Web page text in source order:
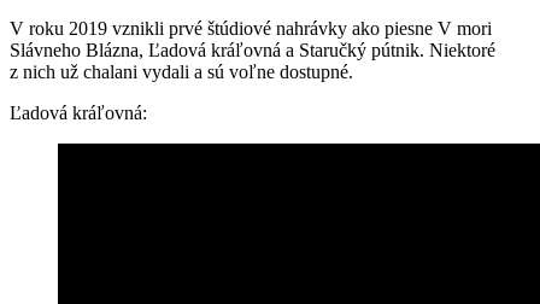
V roku 2019 vznikli prvé štúdiové nahrávky ako piesne V mori
Slávneho Blázna, Ľadová kráľovná a Staručký pútnik. Niektoré
z nich už chalani vydali a sú voľne dostupné.
Ľadová kráľovná: